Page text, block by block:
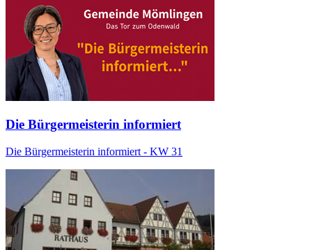
Die Bürgermeisterin informiert
Die Bürgermeisterin informiert - KW 31